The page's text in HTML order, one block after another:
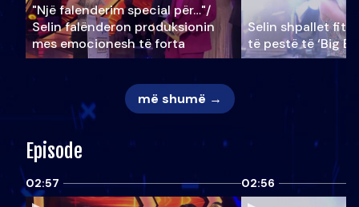
"Një falenderim special për…"/
Selin falënderon produksionin
mes emocionesh të forta
Selin shpallet
të pestë të ‘Big
më shumë →
Episode
02:57 02:56